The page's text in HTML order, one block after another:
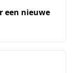
een nieuwe